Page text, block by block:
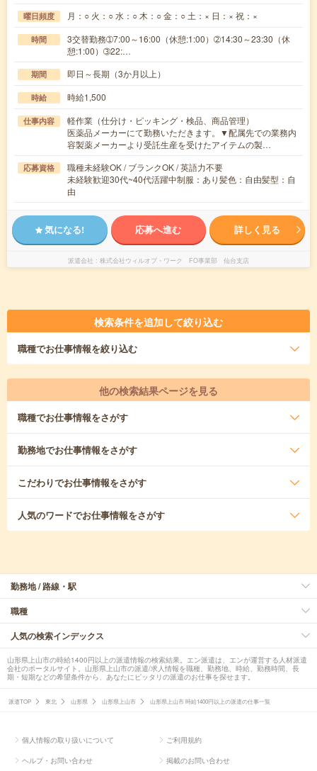
曜日頻度 月：○ 火：○ 水：○ 木：○ 金：○ 土：× 日：× 祝：×
時間
3交替勤務➀7:00～16:00（休憩:1:00）➁14:30～23:30（休
憩:1:00）➂22:…
期間 即日～長期（3か月以上）
時給 時給1,500
仕事内容
軽作業（仕分け・ピッキング・検品、商品管理）
医薬品メーカーにて勤務いただきます。▼配属先での業務内
容製薬メーカーより受託生産を受けたアイテムの製…
応募資格
職種未経験OK / ブランクOK / 英語力不要
未経験歓迎30代~40代活躍中制服：あり髪色：自由髪型：自
由
気になる! 応募へ進む 詳しく見る
派遣会社 株式会社ウィルオブ・ワーク FO事業部 仙台支店
検索条件を追加して絞り込む
職種でお仕事情報を絞り込む
他の検索結果ページを見る
職種でお仕事情報をさがす
勤務地でお仕事情報をさがす
こだわりでお仕事情報をさがす
人気のワードでお仕事情報をさがす
勤務地 / 路線・駅
職種
人気の検索インデックス
山形県上山市の時給1400円以上の派遣情報の検索結果。エン派遣は、エンが運営する人材派遣
会社のポータルサイト。山形県上山市の派遣/求人情報を職種、勤務地、時給、勤務時間、長
期・短期などの希望条件から、あなたにピッタリの派遣のお仕事を探せます。
派遣TOP 東北 山形県 山形県上山市 山形県上山市 時給1400円以上の派遣の仕事一覧
個人情報の取り扱いについて ご利用規約
ヘルプ・お問い合わせ 掲載のお問い合わせ